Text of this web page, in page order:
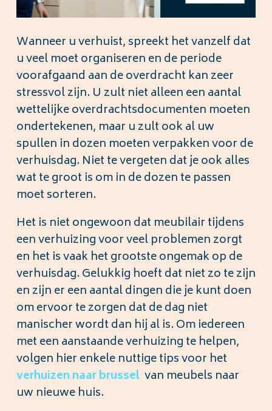
Wanneer u verhuist, spreekt het vanzelf dat
u veel moet organiseren en de periode
voorafgaand aan de overdracht kan zeer
stressvol zijn. U zult niet alleen een aantal
wettelijke overdrachtsdocumenten moeten
ondertekenen, maar u zult ook al uw
spullen in dozen moeten verpakken voor de
verhuisdag. Niet te vergeten dat je ook alles
wat te groot is om in de dozen te passen
moet sorteren.
Het is niet ongewoon dat meubilair tijdens
een verhuizing voor veel problemen zorgt
en het is vaak het grootste ongemak op de
verhuisdag. Gelukkig hoeft dat niet zo te zijn
en zijn er een aantal dingen die je kunt doen
om ervoor te zorgen dat de dag niet
manischer wordt dan hij al is. Om iedereen
met een aanstaande verhuizing te helpen,
volgen hier enkele nuttige tips voor het
verhuizennaarbrussel van meubels naar
uw nieuwe huis.